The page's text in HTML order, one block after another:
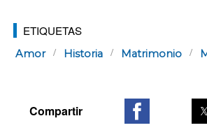
ETIQUETAS
Amor Historia Matrimonio